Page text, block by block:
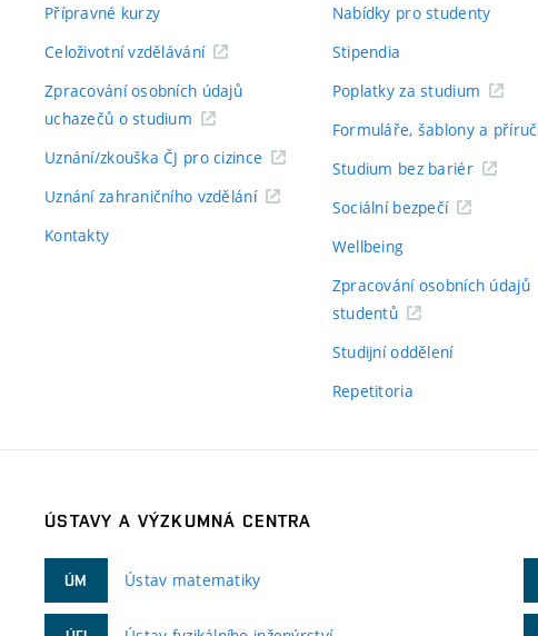
Přípravné kurzy
Celoživotní vzdělávání
Zpracování osobních údajů
uchazečů o studium
Uznání/zkouška ČJ pro cizince
Uznání zahraničního vzdělání
Kontakty
Nabídky pro studenty
Stipendia
Poplatky za studium
Formuláře, šablony a
Studium bez bariér
Sociální bezpečí
Wellbeing
Zpracování osobních údajů
studentů
Studijní oddělení
Repetitoria
ÚSTAVY A VÝZKUMNÁ CENTRA
ÚM Ústav matematiky